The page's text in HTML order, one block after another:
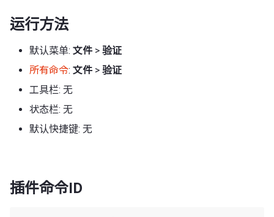
运行方法
默认菜单: 文件 > 验证
所有命令: 文件 > 验证
工具栏: 无
状态栏: 无
默认快捷键: 无
插件命令ID